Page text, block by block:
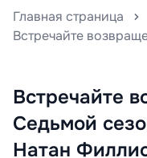
Главная страница
Встречайте
Седьмой
Натан